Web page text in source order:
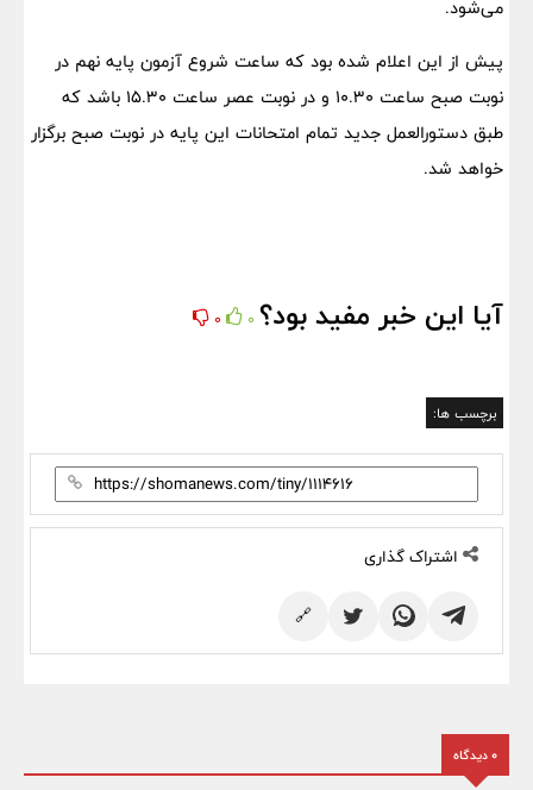
می‌شود.
پیش از این اعلام شده بود که ساعت شروع آزمون پایه نهم در
نوبت صبح ساعت ۱۰.۳۰ و در نوبت عصر ساعت ۱۵.۳۰ باشد که
طبق دستورالعمل جدید تمام امتحانات این پایه در نوبت صبح برگزار
خواهد شد.
آیا این خبر مفید بود؟ 0
0
برچسب ها:
اشتراک گذاری
🔗
0 دیدگاه